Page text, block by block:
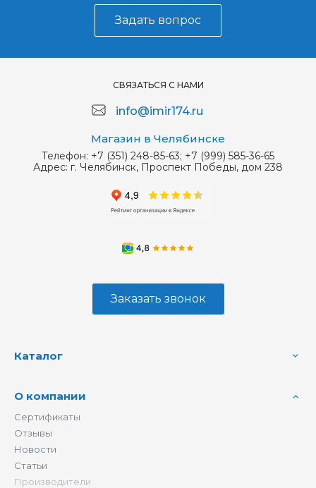
Задать вопрос
СВЯЗАТЬСЯ С НАМИ
info@imir174.ru
Магазин в Челябинске
Телефон: +7 (351) 248-85-63; +7 (999) 585-36-65
Адрес: г. Челябинск, Проспект Победы, дом 238
Заказать звонок
Каталог
О компании
Сертификаты
Отзывы
Новости
Статьи
Производители